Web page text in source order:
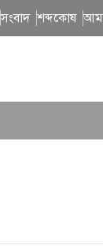
সংবাদ শব্দকোষ